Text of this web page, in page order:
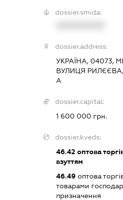
dossier.smida:
dossier.address:
УКРАЇНА, 04073,
ВУЛИЦЯ
А
dossier.capital:
1 600 000 грн.
dossier.kveds:
46.42оптова
взуттям
46.49оптова
товарами
призначення